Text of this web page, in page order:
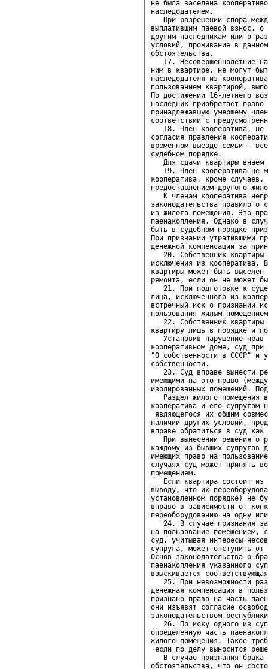
19. Член кооператива не
кооператива, кроме случаев,
предоставлением другого
К членам кооператива
законодательства правило о
из жилого помещения. Это
паенакопления. Однако в
быть в судебном порядке
При признании утратившими
денежной компенсации за
20. Собственник квартиры
исключения из кооператива.
квартиры может быть
ремонта, если он не может
21. При подготовке к
лица, исключенного из
встречный иск о признании
пользования жилым
22. Собственник квартиры
квартиру лишь в порядке и
Установив нарушение прав
кооперативном доме, суд
"О собственности в СССР" и
собственности.
23. Суд вправе вынести
имеющими на это право
изолированных помещений.
Раздел жилого помещения в
кооператива и его супругом
являющегося их общим
наличии других условий,
вправе обратиться в суд
При вынесении решения о
каждому из бывших супругов
имеющих право на
случаях суд может принять
помещением.
Если квартира состоит из
выводу, что их
установленном порядке) не
вправе в зависимости от
переоборудованию на одну
24. В случае признания за
на пользование помещением,
суд, учитывая интересы
супруга, может отступить
Основ законодательства о
паенакопления указанного
взыскивается
25. При невозможности
денежная компенсация в
признано право на часть
они изъявят согласие
законодательством
26. По иску одного из
определенную часть
жилого помещения. Такое
если по делу выносится
В случае признания брака
обстоятельства, что он